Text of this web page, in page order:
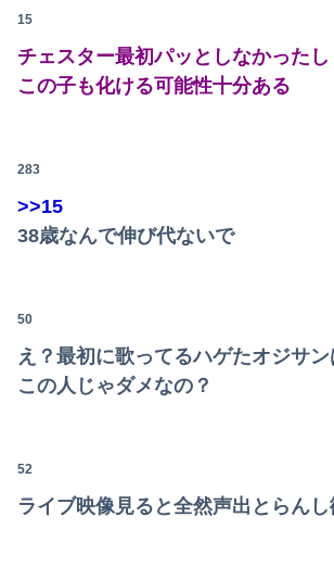
竹﨑由佳アナ ピタパンのお尻！！
【日向坂46】月刊ジャイアンツ公式、重
15
チェスター最初パッとしなかったし
この子も化ける可能性十分ある
283
>>15
38歳なんで伸び代ないで
50
え？最初に歌ってるハゲたオジサン
この人じゃダメなの？
52
ライブ映像見ると全然声出とらん